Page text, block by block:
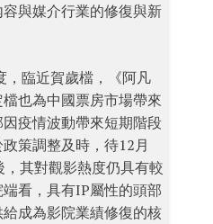
與媒介行業的修復與新
，臨近賀歲檔，《阿凡
也為中國票房市場帶來
疫情波動帶來短期階段
策調整及時，待12月
，其對觀影熱度仍具有較
看，具有IP屬性的頭部
成為影院業績修復的核